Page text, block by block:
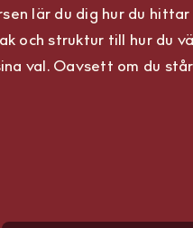
lär du dig hur du
och struktur till hur du
val. Oavsett om du